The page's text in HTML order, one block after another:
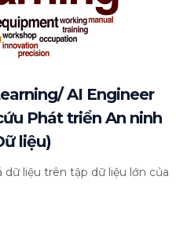
AI Engineer
Phát triển An ninh
liệu)
dữ liệu trên tập dữ liệu lớn của